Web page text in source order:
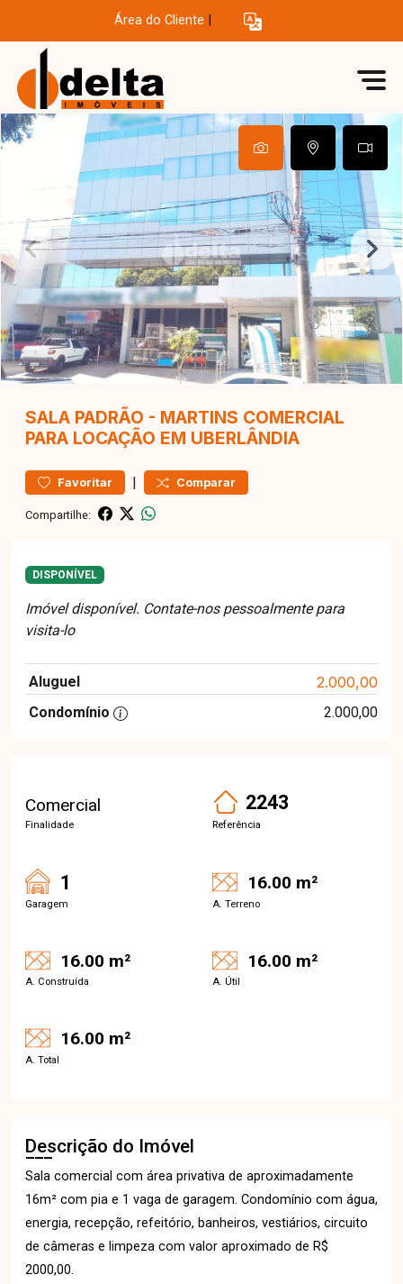
Área do Cliente
SALA PADRÃO - MARTINS COMERCIAL
PARA LOCAÇÃO EM UBERLÂNDIA
Favoritar | Comparar
Compartilhe:
DISPONÍVEL
Imóvel disponível. Contate-nos pessoalmente para
visita-lo
Aluguel 2.000,00
Condomínio 2.000,00
Comercial
Finalidade
2243
Referência
1
Garagem
16.00 m²
A. Terreno
16.00 m²
A. Construída
16.00 m²
A. Útil
16.00 m²
A. Total
Descrição do Imóvel
Sala comercial com área privativa de aproximadamente
16m² com pia e 1 vaga de garagem. Condomínio com água,
energia, recepção, refeitório, banheiros, vestiários, circuito
de câmeras e limpeza com valor aproximado de R$
2000,00.